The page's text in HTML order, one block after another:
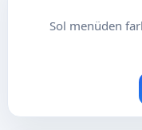
Sol menüden